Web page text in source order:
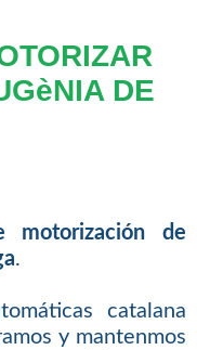
DE
motorización de
.
catalana
y mantenmos